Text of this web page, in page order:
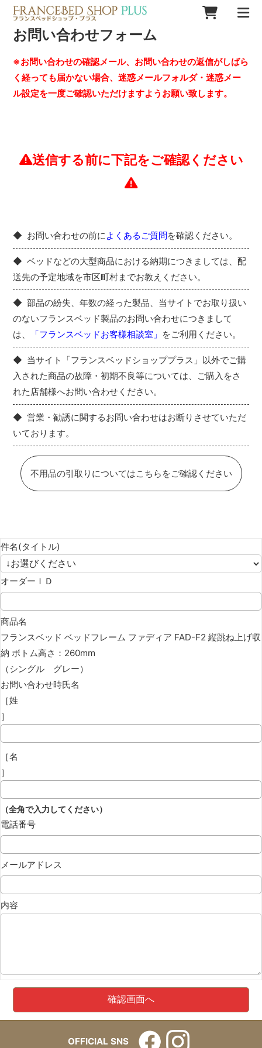
お問い合わせフォーム
※お問い合わせの確認メール、お問い合わせの返信がしばら
く経っても届かない場合、迷惑メールフォルダ・迷惑メー
ル設定を一度ご確認いただけますようお願い致します。
送信する前に下記をご確認ください
お問い合わせの前に よくあるご質問を確認ください。
ベッドなどの大型商品における納期につきましては、配
送先の予定地域を市区町村までお教えください。
部品の紛失、年数の経った製品、当サイトでお取り扱い
のないフランスベッド製品のお問い合わせにつきまして
は、
「フランスベッドお客様相談室」 をご利用ください。
当サイト「フランスベッドショッププラス」以外でご購
入された商品の故障・初期不良等については、ご購入をさ
れた店舗様へお問い合わせください。
営業・勧誘に関するお問い合わせはお断りさせていただ
いております。
不用品の引取りについてはこちらをご確認ください
件名(タイトル)
オーダーＩＤ
商品名
フランスベッド ベッドフレーム ファディア FAD-F2 縦跳ね上げ収
納 ボトム高さ：260mm
（シングル グレー）
お問い合わせ時氏名
［姓
］
［名
］
（全角で入力してください）
電話番号
メールアドレス
内容
OFFICIAL SNS